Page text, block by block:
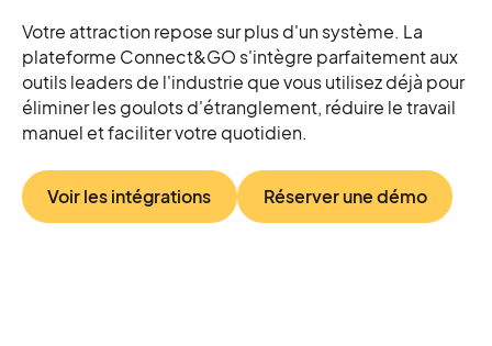
Votre attraction repose sur plus d'un système. La
plateforme Connect&GO s'intègre parfaitement aux
outils leaders de l'industrie que vous utilisez déjà pour
éliminer les goulots d'étranglement, réduire le travail
manuel et faciliter votre quotidien.
Voir les intégrations Réserver une démo